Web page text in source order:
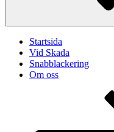
Startsida
Vid Skada
Snabblackering
Om oss